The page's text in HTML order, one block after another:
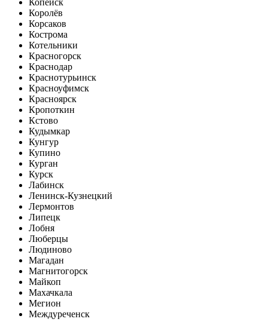
Королёв
Корсаков
Кострома
Котельники
Красногорск
Краснодар
Краснотурьинск
Красноуфимск
Красноярск
Кропоткин
Кстово
Кудымкар
Кунгур
Купино
Курган
Курск
Лабинск
Ленинск-Кузнецкий
Лермонтов
Липецк
Лобня
Люберцы
Людиново
Магадан
Магнитогорск
Майкоп
Махачкала
Мегион
Междуреченск